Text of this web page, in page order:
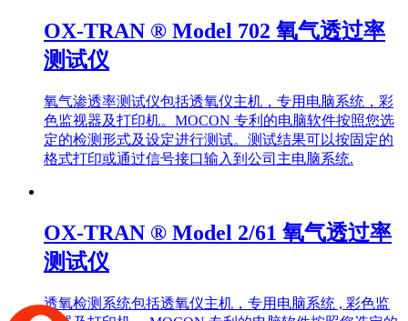
OX-TRAN ® Model 702 氧气透过率
测试仪
氧气渗透率测试仪包括透氧仪主机，专用电脑系统，彩
色监视器及打印机。MOCON 专利的电脑软件按照您选
定的检测形式及设定进行测试。测试结果可以按固定的
格式打印或通过信号接口输入到公司主电脑系统.
OX-TRAN ® Model 2/61 氧气透过率
测试仪
透氧检测系统包括透氧仪主机，专用电脑系统 , 彩色监